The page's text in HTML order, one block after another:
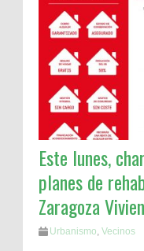
Este lunes,
planes de
Zaragoza
Urbanismo, Vecinos